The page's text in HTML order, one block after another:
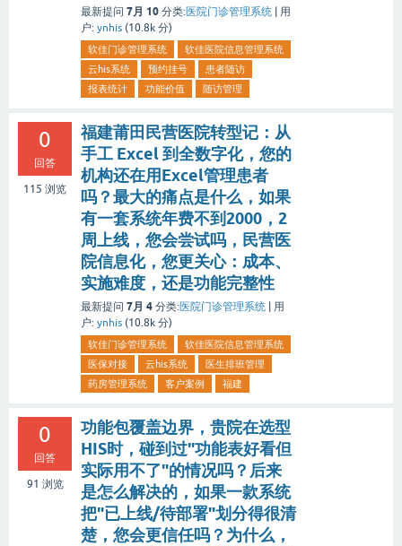
最新提问 7月 10 分类:医院门诊管理系统
用
户: ynhis (10.8k 分)
软佳门诊管理系统
软佳医院信息管理系统
云his系统
预约挂号
患者随访
报表统计
功能价值 随访管理
0
回答
115 浏览
福建莆田民营医院转型记：从
手工 Excel 到全数字化，您的
机构还在用Excel管理患者
吗？最大的痛点是什么，如果
有一套系统年费不到2000，2
周上线，您会尝试吗，民营医
院信息化，您更关心：成本、
实施难度，还是功能完整性
最新提问 7月 4 分类:医院门诊管理系统
用
户: ynhis (10.8k 分)
软佳门诊管理系统
软佳医院信息管理系统
医保对接
云his系统
医生排班管理
药房管理系统
客户案例 福建
0
回答
91 浏览
功能包覆盖边界，贵院在选型
HIS时，碰到过"功能表好看但
实际用不了"的情况吗？后来
是怎么解决的，如果一款系统
把"已上线/待部署"划分得很清
楚，您会更信任吗？为什么，